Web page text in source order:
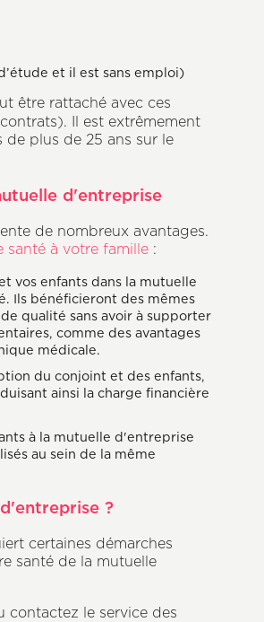
et il est sans emploi)
être rattaché avec ces
Il est extrêmement
de plus de 25 ans sur le
d'entreprise
de nombreux avantages.
santé à votre famille :
vos enfants dans la mutuelle
Ils bénéficieront des mêmes
qualité sans avoir à supporter
comme des avantages
médicale.
du conjoint et des enfants,
ainsi la charge financière
à la mutuelle d'entreprise
au sein de la même
?
certaines démarches
santé de la mutuelle
contactez le service des